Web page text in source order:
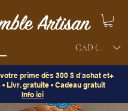
CAD (C$)
prime dès 300 $ d'achat et+
Livr. gratuite • Cadeau gratuit
Info ici